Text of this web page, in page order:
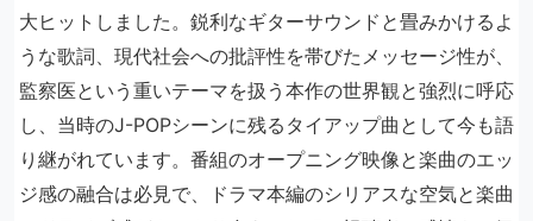
大ヒットしました。鋭利なギターサウンドと畳みかけるよ
うな歌詞、現代社会への批評性を帯びたメッセージ性が、
監察医という重いテーマを扱う本作の世界観と強烈に呼応
し、当時のJ-POPシーンに残るタイアップ曲として今も語
り継がれています。番組のオープニング映像と楽曲のエッ
ジ感の融合は必見で、ドラマ本編のシリアスな空気と楽曲